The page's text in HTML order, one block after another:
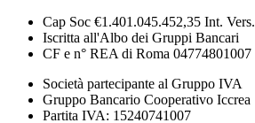
Cap Soc €1.401.045.452,35 Int. Vers.
Iscritta all'Albo dei Gruppi Bancari
CF e n° REA di Roma 04774801007
Società partecipante al Gruppo IVA
Gruppo Bancario Cooperativo Iccrea
Partita IVA: 15240741007